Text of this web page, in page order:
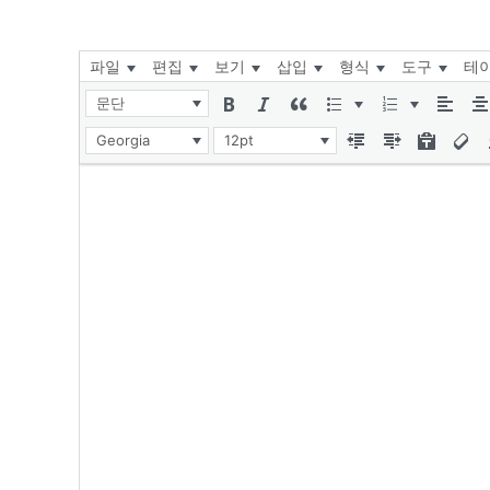
파일 편집 보기 삽입 형식 도구 테
문단
Georgia 12pt